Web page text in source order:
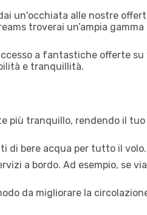
un'occhiata alle nostre
troverai un’ampia
a fantastiche offerte su
e tranquillità.
più tranquillo, rendendo il tuo
di bere acqua per tutto il volo.
a bordo. Ad esempio, se
da migliorare la